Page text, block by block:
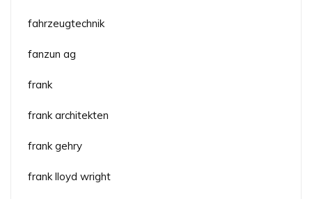
fahrzeugtechnik
fanzun ag
frank
frank architekten
frank gehry
frank lloyd wright